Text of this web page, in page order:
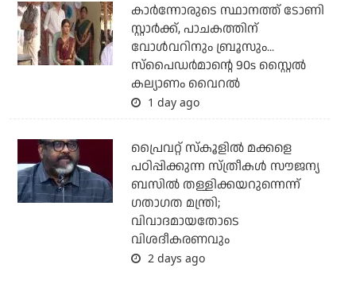
കാര്‍ന്നോരുടെ സ്ഥാനത്ത് ടോണി
സ്റ്റാര്‍ക്ക്, പാചകത്തിന്
വോള്‍വറിനും ബ്രൂസും...
സ്‌പൈഡര്‍മാന്റെ 90s സ്റ്റൈല്‍
കല്യാണം വൈറല്‍
1 day ago
പ്രൈവറ്റ് സ്‌കൂളില്‍ മക്കളെ
പഠിപ്പിക്കുന്ന സ്ത്രീകള്‍ സൗജന്യ
ബസില്‍ തള്ളിക്കയറുന്നെന്ന്
ഗതാഗത മന്ത്രി;
വിവാദമായതോടെ
വിശദീകരണവും
2 days ago